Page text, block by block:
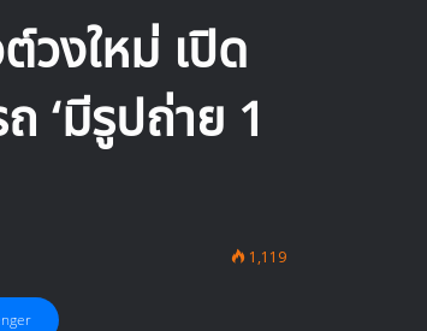
วงใหม่ เปิด
‘มีรูปถ่าย 1
1,119